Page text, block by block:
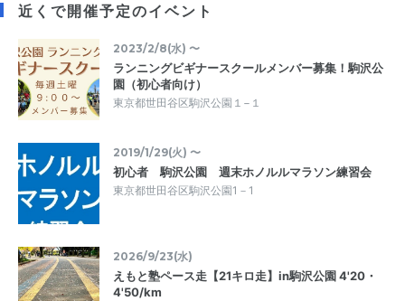
近くで開催予定のイベント
2023/2/8(水) 〜
ランニングビギナースクールメンバー募集！駒沢公
園（初心者向け）
東京都世田谷区駒沢公園１−１
2019/1/29(火) 〜
初心者 駒沢公園 週末ホノルルマラソン練習会
東京都世田谷区駒沢公園1－1
2026/9/23(水)
えもと塾ペース走【21キロ走】in駒沢公園 4'20・
4'50/km